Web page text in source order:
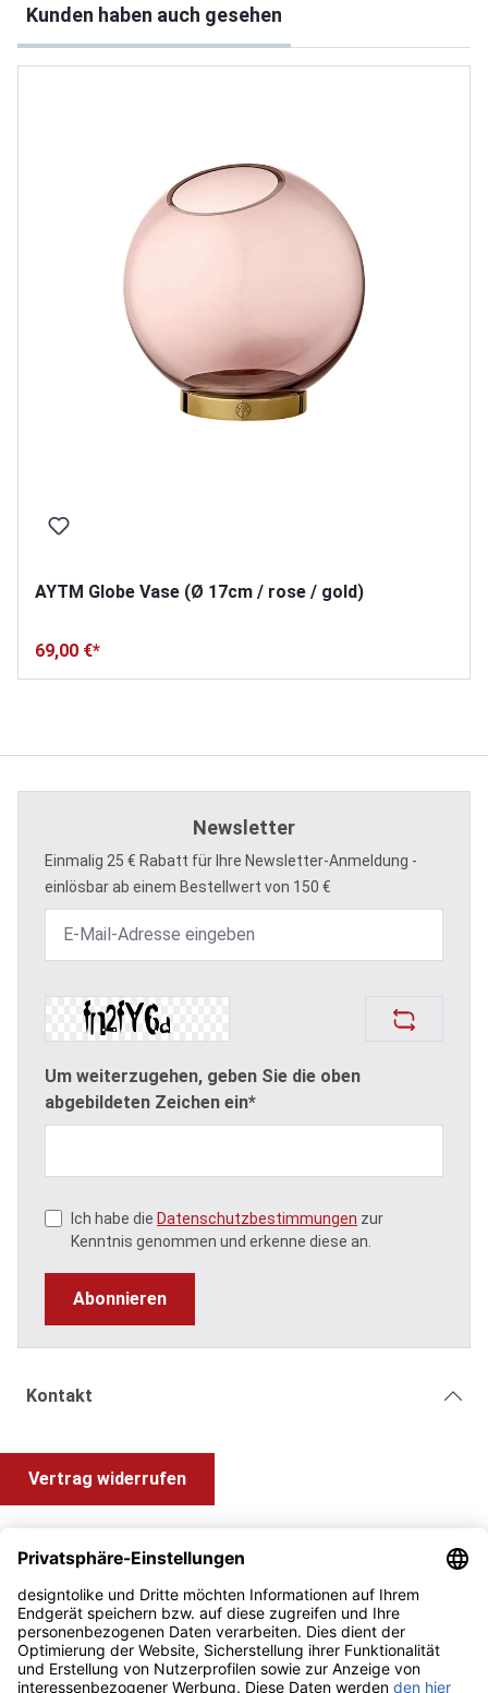
Kunden haben auch gesehen
AYTM Globe Vase (Ø 17cm / rose / gold)
69,00 €*
Newsletter
Einmalig 25 € Rabatt für Ihre Newsletter-Anmeldung -
einlösbar ab einem Bestellwert von 150 €
Um weiterzugehen, geben Sie die oben
abgebildeten Zeichen ein*
Ich habe die Datenschutzbestimmungen zur
Kenntnis genommen und erkenne diese an.
Abonnieren
Kontakt
Vertrag widerrufen
Information und Impressum
Zahlung & Versand